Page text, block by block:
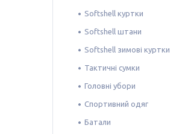
Softshell куртки
Softshell штани
Softshell зимові куртки
Тактичні сумки
Головні убори
Спортивний одяг
Батали